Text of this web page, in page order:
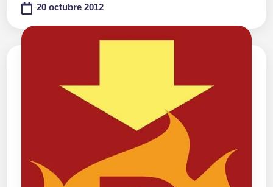
20 octubre 2012